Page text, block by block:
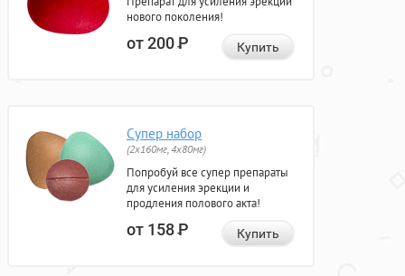
нового поколения!
от 200Р Купить
Супер набор
(2х160мг, 4х80мг)
Попробуй все супер препараты
для усиления эрекции и
продления полового акта!
от 158Р Купить